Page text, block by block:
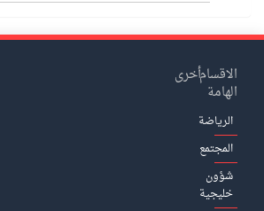
الاقسام
الهامة
الرياضة
المجتمع
شؤون
خليجية
أخرى